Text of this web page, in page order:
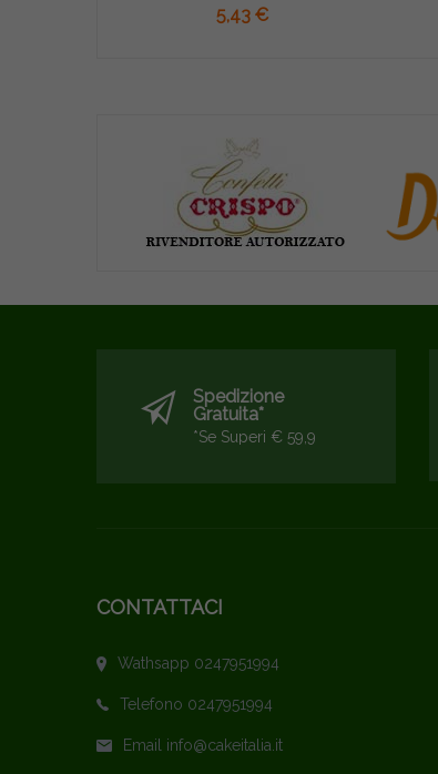
5,43 €
Spedizione
Gratuita*
*se Superi € 59,9
CONTATTACI
Wathsapp 0247951994
Telefono 0247951994
Email info@cakeitalia.it